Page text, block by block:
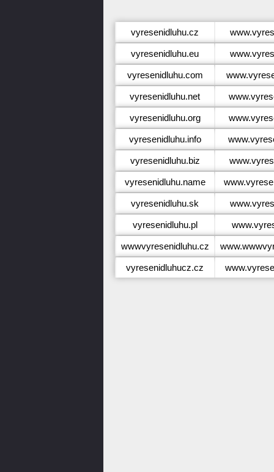
vyresenidluhu.cz
vyresenidluhu.eu
vyresenidluhu.com
vyresenidluhu.net
vyresenidluhu.org
vyresenidluhu.info
vyresenidluhu.biz
vyresenidluhu.name
vyresenidluhu.sk
vyresenidluhu.pl
wwwvyresenidluhu.cz
vyresenidluhucz.cz